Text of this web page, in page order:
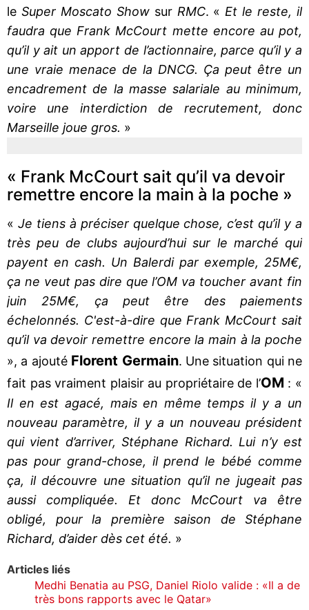
le Super Moscato Showsur RMC. « Et le reste, il
faudra que Frank McCourt mette encore au pot,
qu’il y ait un apport de l’actionnaire, parce qu’il y a
une vraie menace de la DNCG. Ça peut être un
encadrement de la masse salariale au minimum,
voire une interdiction de recrutement, donc
Marseille joue gros. »
« Frank McCourt sait qu’il va devoir
remettre encore la main à la poche »
« Je tiens à préciser quelque chose, c’est qu’il y a
très peu de clubs aujourd’hui sur le marché qui
payent en cash. Un Balerdi par exemple, 25M€,
ça ne veut pas dire que l’OM va toucher avant fin
juin 25M€, ça peut être des paiements
échelonnés. C'est-à-dire que Frank McCourt sait
qu’il va devoir remettre encore la main à la poche
», a ajouté Florent Germain. Une situation qui ne
fait pas vraiment plaisir au propriétaire de l’OM : «
Il en est agacé, mais en même temps il y a un
nouveau paramètre, il y a un nouveau président
qui vient d’arriver, Stéphane Richard. Lui n’y est
pas pour grand-chose, il prend le bébé comme
ça, il découvre une situation qu’il ne jugeait pas
aussi compliquée. Et donc McCourt va être
obligé, pour la première saison de Stéphane
Richard, d’aider dès cet été. »
Articles liés
Medhi Benatia au PSG, Daniel Riolo valide : «Il a de
très bons rapports avec le Qatar»